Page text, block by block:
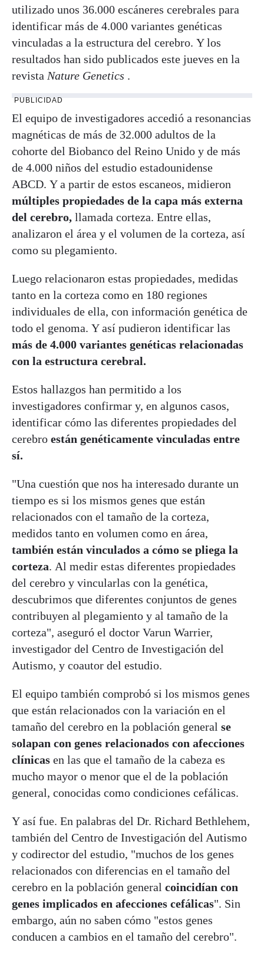
utilizado unos 36.000 escáneres cerebrales para
identificar más de 4.000 variantes genéticas
vinculadas a la estructura del cerebro. Y los
resultados han sido publicados este jueves en la
revista Nature Genetics .
PUBLICIDAD
El equipo de investigadores accedió a resonancias
magnéticas de más de 32.000 adultos de la
cohorte del Biobanco del Reino Unido y de más
de 4.000 niños del estudio estadounidense
ABCD. Y a partir de estos escaneos, midieron
múltiples propiedades de la capa más externa
del cerebro, llamada corteza. Entre ellas,
analizaron el área y el volumen de la corteza, así
como su plegamiento.
Luego relacionaron estas propiedades, medidas
tanto en la corteza como en 180 regiones
individuales de ella, con información genética de
todo el genoma. Y así pudieron identificar las
más de 4.000 variantes genéticas relacionadas
con la estructura cerebral.
Estos hallazgos han permitido a los
investigadores confirmar y, en algunos casos,
identificar cómo las diferentes propiedades del
cerebro están genéticamente vinculadas entre
sí.
"Una cuestión que nos ha interesado durante un
tiempo es si los mismos genes que están
relacionados con el tamaño de la corteza,
medidos tanto en volumen como en área,
también están vinculados a cómo se pliega la
corteza. Al medir estas diferentes propiedades
del cerebro y vincularlas con la genética,
descubrimos que diferentes conjuntos de genes
contribuyen al plegamiento y al tamaño de la
corteza", aseguró el doctor Varun Warrier,
investigador del Centro de Investigación del
Autismo, y coautor del estudio.
El equipo también comprobó si los mismos genes
que están relacionados con la variación en el
tamaño del cerebro en la población general se
solapan con genes relacionados con afecciones
clínicas en las que el tamaño de la cabeza es
mucho mayor o menor que el de la población
general, conocidas como condiciones cefálicas.
Y así fue. En palabras del Dr. Richard Bethlehem,
también del Centro de Investigación del Autismo
y codirector del estudio, "muchos de los genes
relacionados con diferencias en el tamaño del
cerebro en la población general coincidían con
genes implicados en afecciones cefálicas". Sin
embargo, aún no saben cómo "estos genes
conducen a cambios en el tamaño del cerebro".